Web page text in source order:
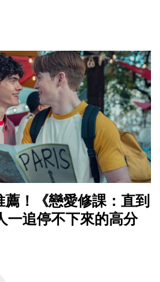
薦！《戀愛修課：直到
一追停不下來的高分